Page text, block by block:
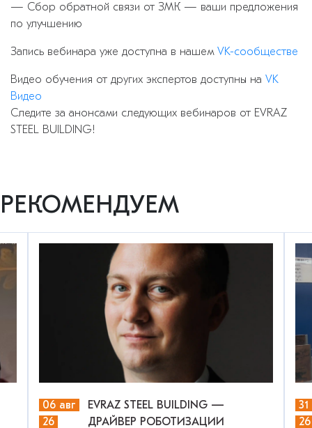
— Сбор обратной связи от ЗМК — ваши предложения
по улучшению
Запись вебинара уже доступна в нашем VK-сообществе
Видео обучения от других экспертов доступны на VK
Видео
Следите за анонсами следующих вебинаров от EVRAZ
STEEL BUILDING!
РЕКОМЕНДУЕМ
06 авг
26
EVRAZ STEEL BUILDING —
ДРАЙВЕР РОБОТИЗАЦИИ
26